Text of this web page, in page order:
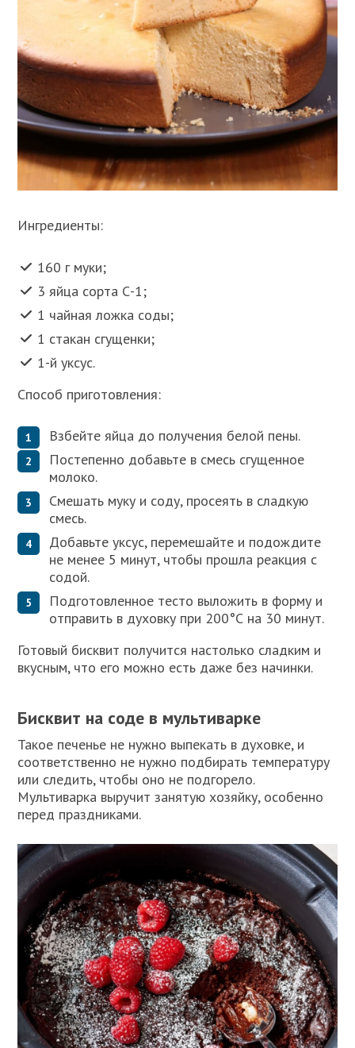
Ингредиенты:
160 г муки;
3 яйца сорта С-1;
1 чайная ложка соды;
1 стакан сгущенки;
1-й уксус.
Способ приготовления:
Взбейте яйца до получения белой пены.
Постепенно добавьте в смесь сгущенное
молоко.
Смешать муку и соду, просеять в сладкую
смесь.
Добавьте уксус, перемешайте и подождите
не менее 5 минут, чтобы прошла реакция с
содой.
Подготовленное тесто выложить в форму и
отправить в духовку при 200°С на 30 минут.
Готовый бисквит получится настолько сладким и
вкусным, что его можно есть даже без начинки.
Бисквит на соде в мультиварке
Такое печенье не нужно выпекать в духовке, и
соответственно не нужно подбирать температуру
или следить, чтобы оно не подгорело.
Мультиварка выручит занятую хозяйку, особенно
перед праздниками.